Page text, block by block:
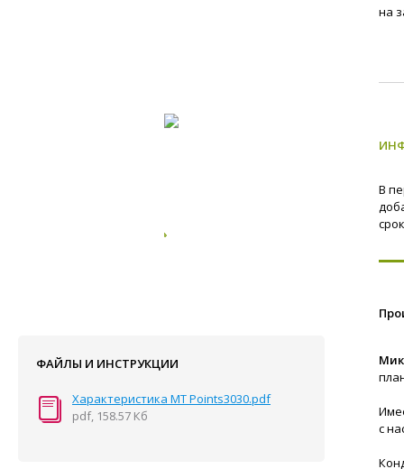
ФАЙЛЫ И ИНСТРУКЦИИ
Характеристика MT Points3030.pdf
pdf, 158.57 Кб
на
В
с